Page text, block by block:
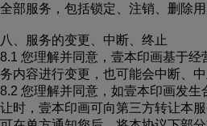
全部服务，包括锁定、注销、删除用
八、服务的变更、中断、终止
8.1 您理解并同意，壹本印画基于经
务内容进行变更，也可能会中断、中
8.2 您理解并同意，如壹本印画发
让时，壹本印画可向第三方转让本